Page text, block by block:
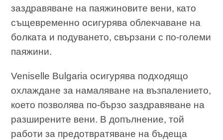
заздравяване на паяжиновите вени, като
същевременно осигурява облекчаване на
болката и подуването, свързани с по-големи
паяжини.
Veniselle Bulgaria осигурява подходящо
охлаждане за намаляване на възпалението,
което позволява по-бързо заздравяване на
разширените вени. В допълнение, той
работи за предотвратяване на бъдеща